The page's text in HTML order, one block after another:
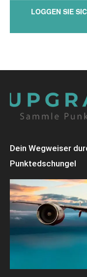
LOGGEN SIE
Dein Wegweiser
Punktedschungel